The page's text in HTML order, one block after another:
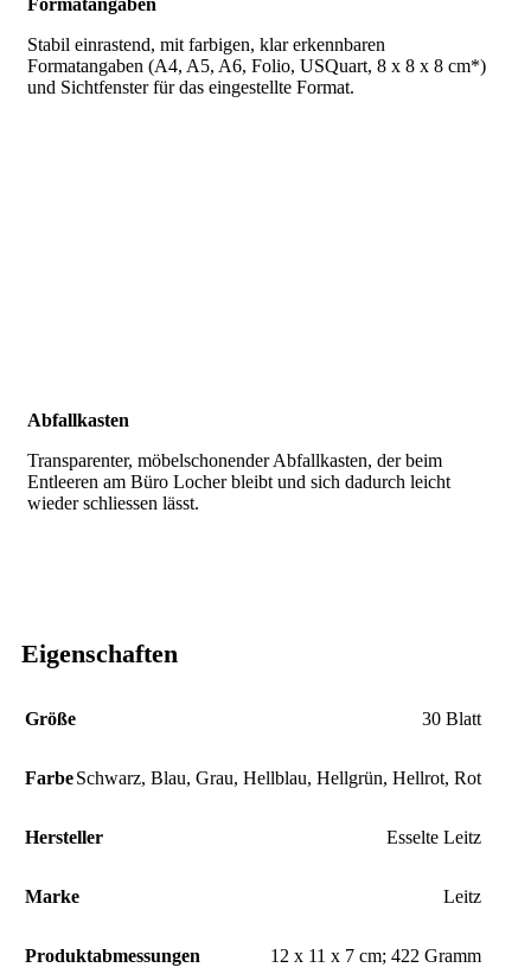
Stabil einrastend, mit farbigen, klar erkennbaren
Formatangaben (A4, A5, A6, Folio, USQuart, 8 x 8 x 8 cm*)
und Sichtfenster für das eingestellte Format.
Abfallkasten
Transparenter, möbelschonender Abfallkasten, der beim
Entleeren am Büro Locher bleibt und sich dadurch leicht
wieder schliessen lässt.
Eigenschaften
Größe ‎30 Blatt
Farbe‎Schwarz, Blau, Grau, Hellblau, Hellgrün, Hellrot, Rot
Hersteller ‎Esselte Leitz
Marke ‎Leitz
Produktabmessungen ‎12 x 11 x 7 cm; 422 Gramm